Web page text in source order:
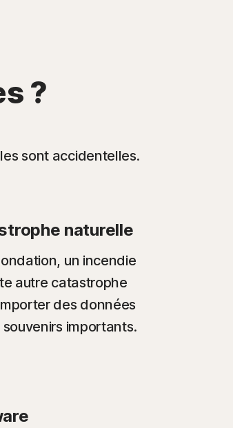
?
sont accidentelles.
naturelle
un incendie
autre catastrophe
des données
importants.